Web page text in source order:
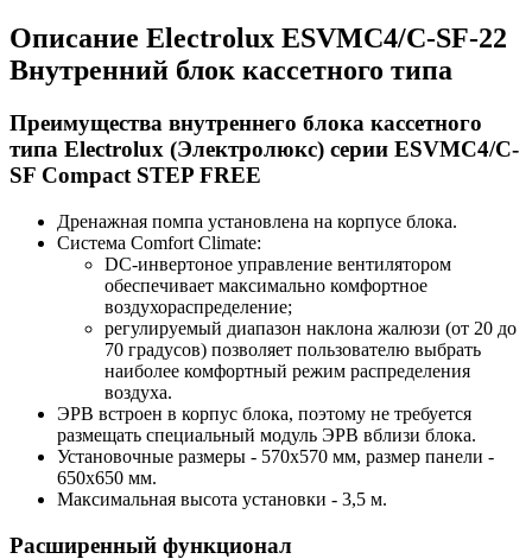
Описание Electrolux ESVMC4/С-SF-22
Внутренний блок кассетного типа
Преимущества внутреннего блока кассетного
типа Electrolux (Электролюкс) серии ESVMC4/С-
SF Compact STEP FREE
Дренажная помпа установлена на корпусе блока.
Система Comfort Climate:
DC-инвертоное управление вентилятором
обеспечивает максимально комфортное
воздухораспределение;
регулируемый диапазон наклона жалюзи (от 20 до
70 градусов) позволяет пользователю выбрать
наиболее комфортный режим распределения
воздуха.
ЭРВ встроен в корпус блока, поэтому не требуется
размещать специальный модуль ЭРВ вблизи блока.
Установочные размеры - 570х570 мм, размер панели -
650х650 мм.
Максимальная высота установки - 3,5 м.
Расширенный функционал